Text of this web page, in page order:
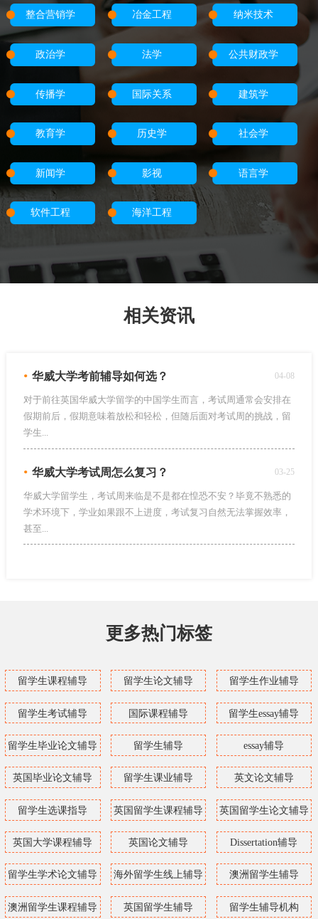
整合营销学 冶金工程 纳米技术
政治学 法学 公共财政学
传播学 国际关系 建筑学
教育学 历史学 社会学
新闻学 影视 语言学
软件工程 海洋工程
相关资讯
• 华威大学考前辅导如何选？ 04-08
对于前往英国华威大学留学的中国学生而言，考试周通常会安排在
假期前后，假期意味着放松和轻松，但随后面对考试周的挑战，留
学生...
• 华威大学考试周怎么复习？ 03-25
华威大学留学生，考试周来临是不是都在惶恐不安？毕竟不熟悉的
学术环境下，学业如果跟不上进度，考试复习自然无法掌握效率，
甚至...
更多热门标签
留学生课程辅导 留学生论文辅导 留学生作业辅导
留学生考试辅导 国际课程辅导 留学生essay辅导
留学生毕业论文辅导 留学生辅导 essay辅导
英国毕业论文辅导 留学生课业辅导 英文论文辅导
留学生选课指导 英国留学生课程辅导 英国留学生论文辅导
英国大学课程辅导 英国论文辅导 Dissertation辅导
留学生学术论文辅导 海外留学生线上辅导 澳洲留学生辅导
澳洲留学生课程辅导 英国留学生辅导 留学生辅导机构